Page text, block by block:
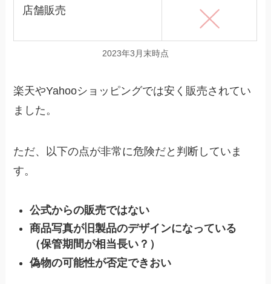
店舗販売
2023年3月末時点
楽天やYahooショッピングでは安く販売されてい
ました。
ただ、以下の点が非常に危険だと判断していま
す。
公式からの販売ではない
商品写真が旧製品のデザインになっている
（保管期間が相当長い？）
偽物の可能性が否定できおい